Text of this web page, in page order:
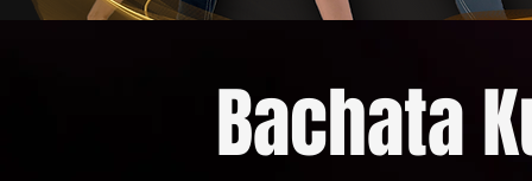
Bachata